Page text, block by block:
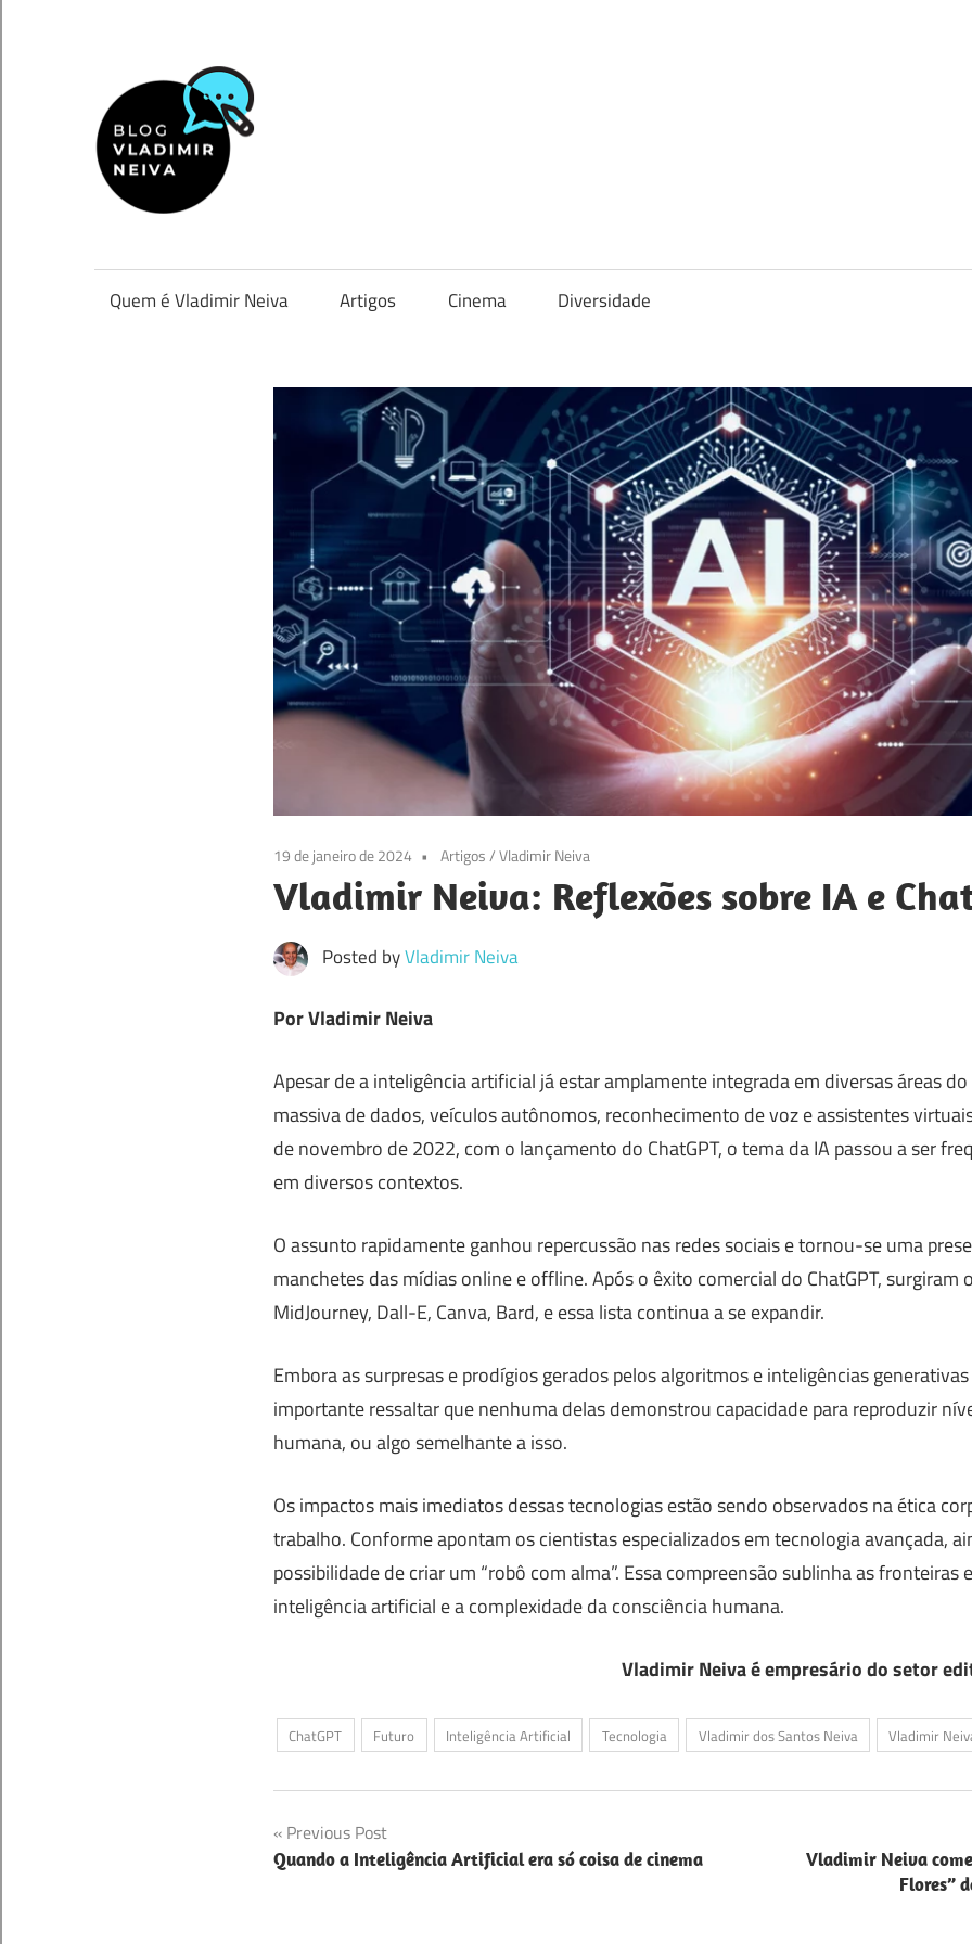
content
Quem é Vladimir Neiva Artigos Cinema Diversidade
19 de janeiro de 2024 Artigos/Vladimir Neiva
Vladimir Neiva: Reflexões sobre IA e
Posted byVladimir Neiva
Por Vladimir Neiva
Apesar de a inteligência artificial já estar amplamente integrada em diversas áreas
massiva de dados, veículos autônomos, reconhecimento de voz e assistentes
de novembro de 2022, com o lançamento do ChatGPT, o tema da IA passou a ser
em diversos contextos.
O assunto rapidamente ganhou repercussão nas redes sociais e tornou-se uma
manchetes das mídias online e offline. Após o êxito comercial do ChatGPT,
MidJourney, Dall-E, Canva, Bard, e essa lista continua a se expandir.
Embora as surpresas e prodígios gerados pelos algoritmos e inteligências
importante ressaltar que nenhuma delas demonstrou capacidade para reproduzir
humana, ou algo semelhante a isso.
Os impactos mais imediatos dessas tecnologias estão sendo observados na ética
trabalho. Conforme apontam os cientistas especializados em tecnologia avançada,
possibilidade de criar um “robô com alma”. Essa compreensão sublinha as fronteiras
inteligência artificial e a complexidade da consciência humana.
Vladimir Neiva é empresário do setor
ChatGPT Futuro Inteligência Artificial Tecnologia Vladimir dos Santos Neiva Vladimir
Navegação
de
Previous Post
Quando a Inteligência Artificial era só coisa de cinema
Vladimir Neiva
Flores”